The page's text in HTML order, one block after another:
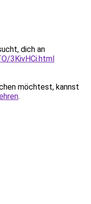
dich an
3KivHCi.html
möchtest, kannst
.